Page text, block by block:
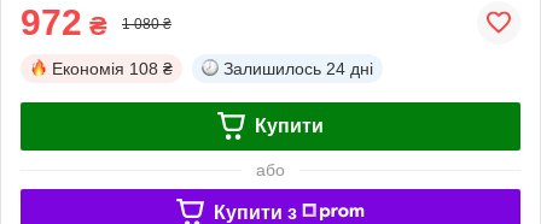
972 ₴ 1 080 ₴
Економія 108 ₴ Залишилось 24 дні
Купити
або
Купити з